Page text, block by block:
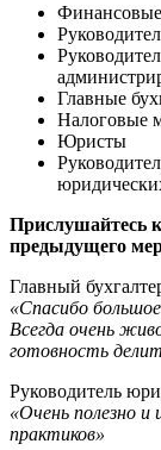
Финансовые
Главные
Налоговые
Юристы
Прислушайтесь
предыдущего
Главный
«Спасибо
Всегда очень
готовность
Руководитель
«Очень полезно
практиков»